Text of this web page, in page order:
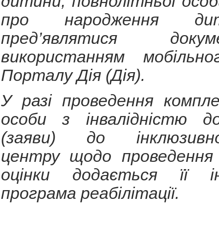
про народження
пред’являтися
використанням
Порталу Дія (Дія).
У разі проведення
особи з інвалідністю
(заяви) до інклюзивно-
центру щодо проведення
оцінки додається її
програма реабілітації.